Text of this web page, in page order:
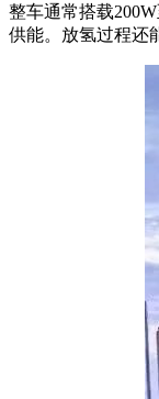
整车通常搭载
供能。放氢过程还